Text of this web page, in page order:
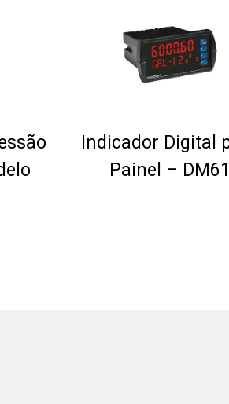
Indicador Digital
Painel – DM61